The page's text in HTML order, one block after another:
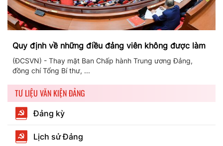
Quy định về những điều đảng viên không được làm
(ĐCSVN) - Thay mặt Ban Chấp hành Trung ương Đảng,
đồng chí Tổng Bí thư, ...
TƯ LIỆU VĂN KIỆN ĐẢNG
Đảng kỳ
Lịch sử Đảng